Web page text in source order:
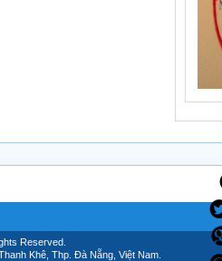
Reserved.
Khê, Thp. Đà Nẵng, Việt Nam.